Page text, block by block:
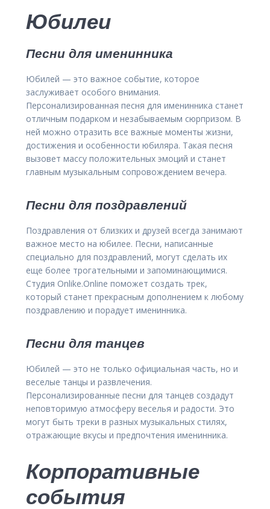
Юбилеи
Песни для именинника
Юбилей — это важное событие, которое
заслуживает особого внимания.
Персонализированная песня для именинника станет
отличным подарком и незабываемым сюрпризом. В
ней можно отразить все важные моменты жизни,
достижения и особенности юбиляра. Такая песня
вызовет массу положительных эмоций и станет
главным музыкальным сопровождением вечера.
Песни для поздравлений
Поздравления от близких и друзей всегда занимают
важное место на юбилее. Песни, написанные
специально для поздравлений, могут сделать их
еще более трогательными и запоминающимися.
Студия Onlike.Online поможет создать трек,
который станет прекрасным дополнением к любому
поздравлению и порадует именинника.
Песни для танцев
Юбилей — это не только официальная часть, но и
веселые танцы и развлечения.
Персонализированные песни для танцев создадут
неповторимую атмосферу веселья и радости. Это
могут быть треки в разных музыкальных стилях,
отражающие вкусы и предпочтения именинника.
Корпоративные
события